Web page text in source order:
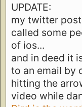
UPDATE:
my twitter
called some
of ios...
and in deed it
to an email by
hitting the
video while